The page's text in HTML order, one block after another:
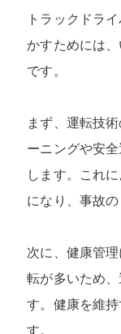
トラックドラ
かすためには
です。
まず、運転技
ーニングや安
します。これ
になり、事故の
次に、健康管
転が多いため
す。健康を維
す。